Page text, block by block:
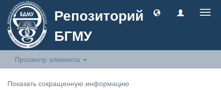
Репозиторий
БГМУ
Просмотр элемента
Показать сокращенную информацию